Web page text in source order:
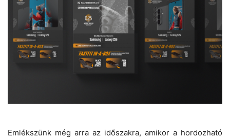
Emlékszünk még arra az időszakra, amikor a hordozható